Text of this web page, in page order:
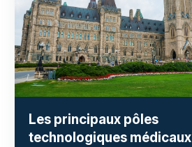
Les principaux pôles
technologiques médicaux